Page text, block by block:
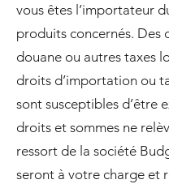
vous êtes l’importateur
produits concernés. Des
douane ou autres taxes
droits d’importation ou
sont susceptibles d’être
droits et sommes ne
ressort de la société
seront à votre charge et